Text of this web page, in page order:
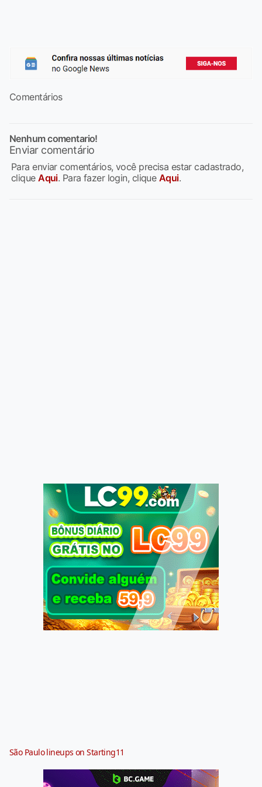
Comentários
Nenhum comentario!
Enviar comentário
Para enviar comentários, você precisa estar cadastrado,
cliqueAqui. Para fazer login, clique Aqui.
São Paulo lineups on Starting11